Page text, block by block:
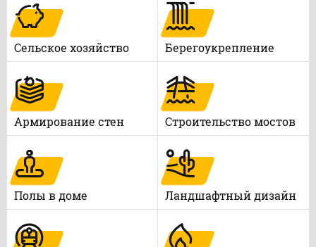
Сельское хозяйство Берегоукрепление
Армирование стен Строительство мостов
Полы в доме Ландшафтный дизайн